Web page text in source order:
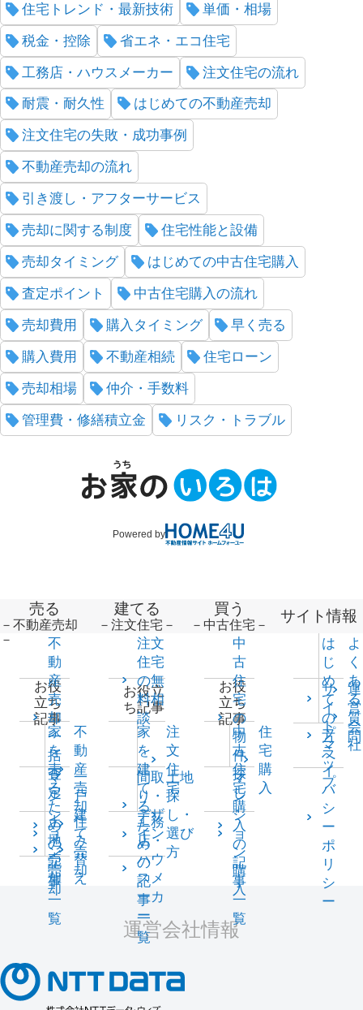
住宅トレンド・最新技術 単価・相場
税金・控除 省エネ・エコ住宅
工務店・ハウスメーカー 注文住宅の流れ
耐震・耐久性 はじめての不動産売却
注文住宅の失敗・成功事例
不動産売却の流れ
引き渡し・アフターサービス
売却に関する制度 住宅性能と設備
売却タイミング はじめての中古住宅購入
査定ポイント 中古住宅購入の流れ
売却費用 購入タイミング 早く売る
購入費用 不動産相続 住宅ローン
売却相場 仲介・手数料
管理費・修繕積立金 リスク・トラブル
Powered by
売る
－不動産売却
－
不
動
産
売
却
一
括
査
定
お役
立ち
記事
家
を
売
る
た
め
の
記
事
一
覧
不
動
産
売
却
マ
ン
シ
ョ
ン
売
却
一
戸
建
て
売
却
土
地
売
却
住
み
替
え
建てる
－注文住宅－
注文
住宅
の無
料相
談
お役立
ち記事
家
を
建
て
る
た
め
の
記
事
一
覧
注
文
住
宅
間取
り・
デザ
イン
土地
探
し・
選び
方
工務
店・
ハウ
スメ
ーカ
ー
買う
－中古住宅－
中
古
住
宅
の
物
件
探
し
お役
立ち
記事
中
古
住
宅
購
入
の
記
事
一
覧
住
宅
購
入
マ
ン
シ
ョ
ン
購
入
サイト情報
は
じ
め
て
の
方
へ
よ
く
あ
る
質
問
サ
イ
ト
マ
ッ
プ
運
営
会
社
プ
ラ
イ
バ
シ
ー
ポ
リ
シ
ー
運営会社情報